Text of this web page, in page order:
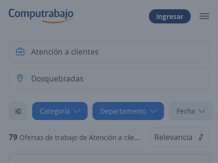
Ingresar
Categoría Departamento Fecha
79 Ofertas de trabajo de Atención a clientes en Dosquebradas, Risaralda Relevancia